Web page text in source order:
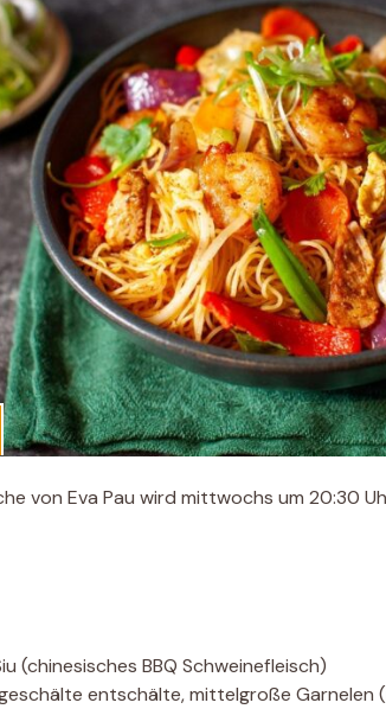
von Eva Pau wird mittwochs um 20:30
(chinesisches BBQ Schweinefleisch)
entschälte, mittelgroße Garnelen